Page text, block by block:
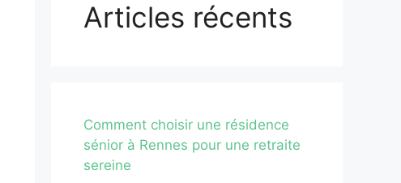
Articles récents
Comment choisir une résidence
sénior à Rennes pour une retraite
sereine